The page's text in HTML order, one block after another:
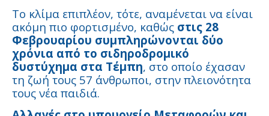
Το κλίμα επιπλέον, τότε, αναμένεται να είναι
ακόμη πιο φορτισμένο, καθώς στις 28
Φεβρουαρίου συμπληρώνονται δύο
χρόνια από το σιδηροδρομικό
δυστύχημα στα Τέμπη, στο οποίο έχασαν
τη ζωή τους 57 άνθρωποι, στην πλειονότητα
τους νέα παιδιά.